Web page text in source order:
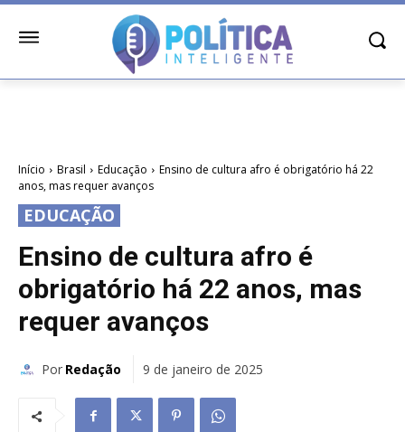
Início Brasil Educação
Ensino de cultura afro é obrigatório há 22
anos, mas requer avanços
EDUCAÇÃO
Ensino de cultura afro é
obrigatório há 22 anos, mas
requer avanços
Por Redação 9 de janeiro de 2025